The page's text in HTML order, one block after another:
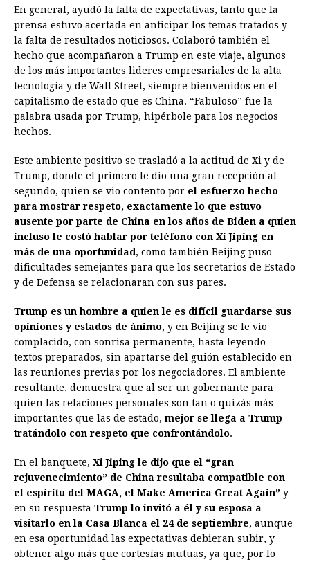
En general, ayudó la falta de expectativas, tanto que la
prensa estuvo acertada en anticipar los temas tratados y
la falta de resultados noticiosos. Colaboró también el
hecho que acompañaron a Trump en este viaje, algunos
de los más importantes lideres empresariales de la alta
tecnología y de Wall Street, siempre bienvenidos en el
capitalismo de estado que es China. “Fabuloso” fue la
palabra usada por Trump, hipérbole para los negocios
hechos.
Este ambiente positivo se trasladó a la actitud de Xi y de
Trump, donde el primero le dio una gran recepción al
segundo, quien se vio contento por el esfuerzo hecho
para mostrar respeto, exactamente lo que estuvo
ausente por parte de China en los años de Biden a quien
incluso le costó hablar por teléfono con Xi Jiping en
más de una oportunidad, como también Beijing puso
dificultades semejantes para que los secretarios de Estado
y de Defensa se relacionaran con sus pares.
Trump es un hombre a quien le es difícil guardarse sus
opiniones y estados de ánimo, y en Beijing se le vio
complacido, con sonrisa permanente, hasta leyendo
textos preparados, sin apartarse del guión establecido en
las reuniones previas por los negociadores. El ambiente
resultante, demuestra que al ser un gobernante para
quien las relaciones personales son tan o quizás más
importantes que las de estado, mejor se llega a Trump
tratándolo con respeto que confrontándolo.
En el banquete, Xi Jiping le dijo que el “gran
rejuvenecimiento” de China resultaba compatible con
el espíritu del MAGA, el Make America Great Again” y
en su respuesta Trump lo invitó a él y su esposa a
visitarlo en la Casa Blanca el 24 de septiembre, aunque
en esa oportunidad las expectativas debieran subir, y
obtener algo más que cortesías mutuas, ya que, por lo